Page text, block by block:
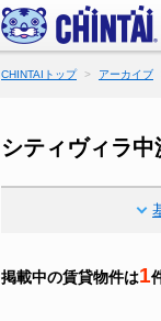
CHINTAIトップ アーカイブ
シティヴィラ
掲載中の賃貸物件は1